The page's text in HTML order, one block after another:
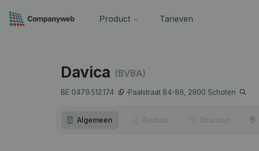
Product Tarieven
Davica (BVBA)
BE 0479.512.174 Paalstraat 84-86, 2900 Schoten
Algemeen Bestuur Structuur